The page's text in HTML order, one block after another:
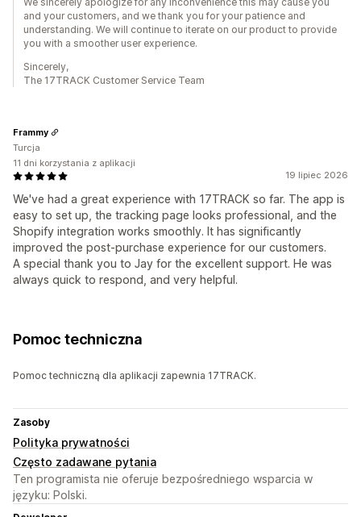
and your customers, and we thank you for your patience and
understanding. We will continue to iterate on our product to provide
you with a smoother user experience.
Sincerely,
The 17TRACK Customer Service Team
19 lipiec 2026
We've had a great experience with 17TRACK so far. The app is
easy to set up, the tracking page looks professional, and the
Shopify integration works smoothly. It has significantly
improved the post-purchase experience for our customers.
A special thank you to Jay for the excellent support. He was
always quick to respond, and very helpful.
Frammy
Turcja
11 dni korzystania z aplikacji
Pomoc techniczna
Pomoc techniczną dla aplikacji zapewnia 17TRACK.
Zasoby
Polityka prywatności
Często zadawane pytania
Ten programista nie oferuje bezpośredniego wsparcia w
języku: Polski.